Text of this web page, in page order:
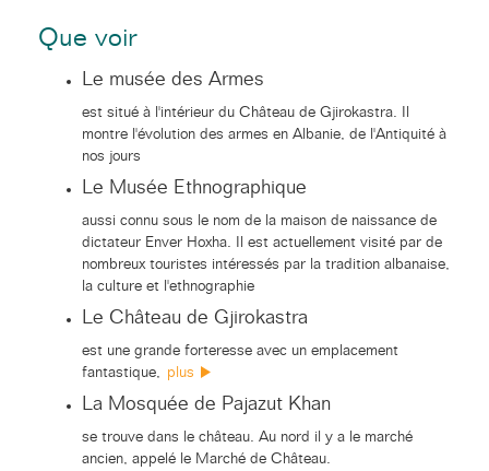
Que voir
Le musée des Armes
est situé à l'intérieur du Château de Gjirokastra. Il
montre l'évolution des armes en Albanie, de l'Antiquité à
nos jours
Le Musée Ethnographique
aussi connu sous le nom de la maison de naissance de
dictateur Enver Hoxha. Il est actuellement visité par de
nombreux touristes intéressés par la tradition albanaise,
la culture et l'ethnographie
Le Château de Gjirokastra
est une grande forteresse avec un emplacement
fantastique, plus
La Mosquée de Pajazut Khan
se trouve dans le château. Au nord il y a le marché
ancien, appelé le Marché de Château.